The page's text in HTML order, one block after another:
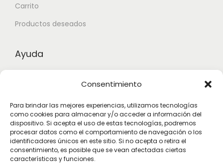
Consentimiento
Para brindar las mejores experiencias, utilizamos tecnologías
como cookies para almacenar y/o acceder a información del
dispositivo. Si acepta el uso de estas tecnologías, podremos
procesar datos como el comportamiento de navegación o los
identificadores únicos en este sitio. Si no acepta o retira el
consentimiento, es posible que se vean afectadas ciertas
características y funciones.
Carrito
Productos deseados
Ayuda
Términos y condiciones
Suscribete